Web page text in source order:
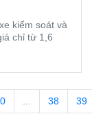
kiểm soát và
chỉ từ 1,6
38 39